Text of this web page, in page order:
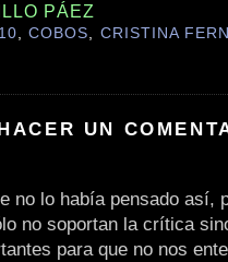
PÁEZ
,COBOS, CRISTINA
UN
no lo había pensado así,
no soportan la crítica
para que no nos